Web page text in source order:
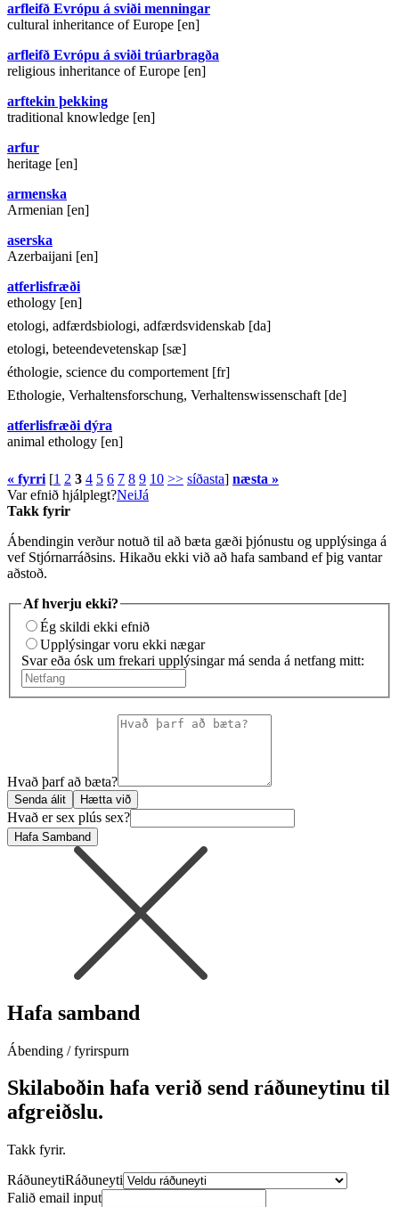
arfleifð Evrópu á sviði menningar
cultural inheritance of Europe [en]
arfleifð Evrópu á sviði trúarbragða
religious inheritance of Europe [en]
arftekin þekking
traditional knowledge [en]
arfur
heritage [en]
armenska
Armenian [en]
aserska
Azerbaijani [en]
atferlisfræði
ethology [en]
etologi, adfærdsbiologi, adfærdsvidenskab [da]
etologi, beteendevetenskap [sæ]
éthologie, science du comportement [fr]
Ethologie, Verhaltensforschung, Verhaltenswissenschaft [de]
atferlisfræði dýra
animal ethology [en]
« fyrri [1 2 3 4 5 6 7 8 9 10 >> síðasta] næsta »
Var efnið hjálplegt?NeiJá
Takk fyrir
Ábendingin verður notuð til að bæta gæði þjónustu og upplýsinga á
vef Stjórnarráðsins. Hikaðu ekki við að hafa samband ef þig vantar
aðstoð.
Af hverju ekki?
Ég skildi ekki efnið
Upplýsingar voru ekki nægar
Svar eða ósk um frekari upplýsingar má senda á netfang mitt:
Hvað þarf að bæta?
Senda álit Hætta við
Hvað er sex plús sex?
Hafa Samband
Hafa samband
Ábending / fyrirspurn
Skilaboðin hafa verið send ráðuneytinu til
afgreiðslu.
Takk fyrir.
RáðuneytiRáðuneyti
Falið email input